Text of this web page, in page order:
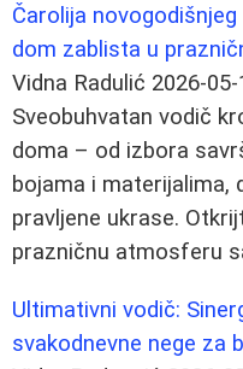
Čarolija
dom zablista u
Vidna Radulić 2026-05-
Sveobuhvatan vodič
doma – od izbora
bojama i materijalima,
pravljene ukrase.
prazničnu atmosferu
Ultimativni vodič:
svakodnevne nege za